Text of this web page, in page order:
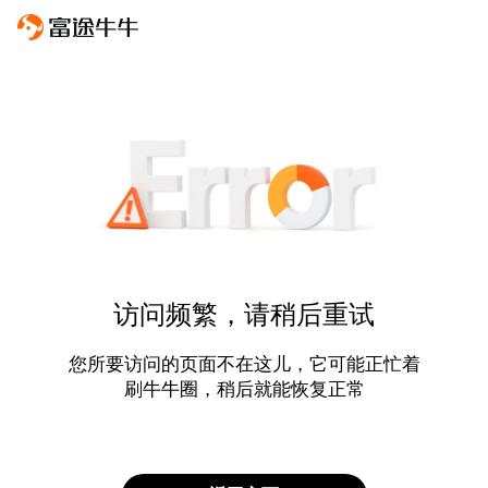
访问频繁，请稍后重试
您所要访问的页面不在这儿，它可能正忙着
刷牛牛圈，稍后就能恢复正常